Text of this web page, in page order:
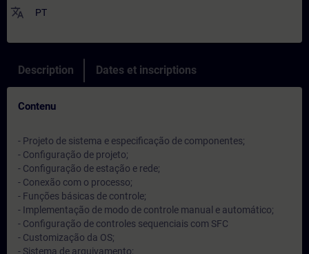
translate PT
Description Dates et inscriptions
Contenu
- Projeto de sistema e especificação de componentes;
- Configuração de projeto;
- Configuração de estação e rede;
- Conexão com o processo;
- Funções básicas de controle;
- Implementação de modo de controle manual e automático;
- Configuração de controles sequenciais com SFC
- Customização da OS;
- Sistema de arquivamento;